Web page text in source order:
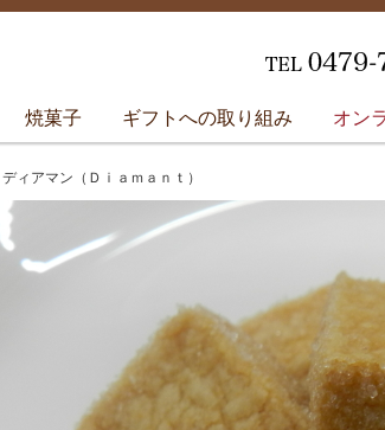
焼菓子 ギフトへの取り組み オン
ディアマン（Ｄｉａｍａｎｔ）